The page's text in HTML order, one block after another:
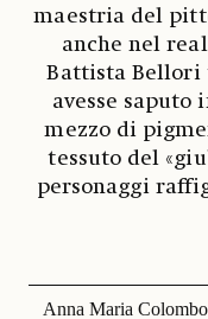
maestria del
anche nel
Battista Bellori
avesse
mezzo di
tessuto del
personaggi
Anna Maria Colombo